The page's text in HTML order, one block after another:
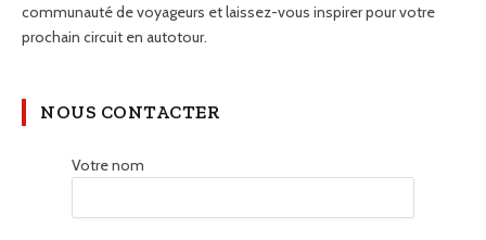
communauté de voyageurs et laissez-vous inspirer pour votre
prochain circuit en autotour.
NOUS CONTACTER
Votre nom